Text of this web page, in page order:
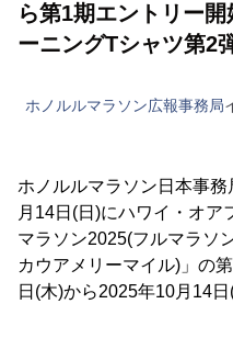
ら第1期エントリー
ーニングTシャツ第2
ホノルルマラソン広報事務局
ホノルルマラソン日本事
月14日(日)にハワイ・オ
マラソン2025(フルマラソ
カウアメリーマイル)」の
日(木)から2025年10月14